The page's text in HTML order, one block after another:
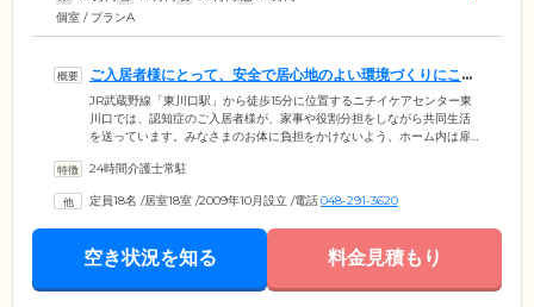
個室 / プランA
ご入居者様にとって、安全で居心地のよい環境づくりにこだ
わりました
JR武蔵野線「東川口駅」から徒歩15分に位置するニチイケアセンター東
川口では、認知症のご入居者様が、家事や役割分担をしながら共同生活
を送っています。みなさまのお体に負担をかけないよう、ホーム内は扉
す。お部屋は、プライバシーに配慮した、全室個室をご用意。浴室は介
バスを備えております。経験豊富な介護スタッフが、ご入居者様・ご家
族様の気持ちに寄り添いますので、ささいなことでも、どうぞお気軽に
24時間介護士常駐
定員18名 /居室18室 /2009年10月設立 /電話048-291-3620
空き状況を知る 料金見積もり